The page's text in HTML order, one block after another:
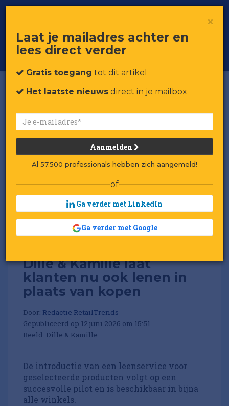
Voor professionals in retail & brands
Toggle
Dille & Kamille laat
klanten nu ook lenen in
plaats van kopen
Door: Redactie RetailTrends
Gepubliceerd op 12 juni 2026 om 15:51
Beeld: Dille & Kamille
De introductie van een leenservice voor
geselecteerde producten volgt op een
succesvolle pilot en is beschikbaar in bijna
alle winkels.
×
Laat je mailadres achter en
lees direct verder
Gratis toegang tot dit artikel
Het laatste nieuws direct in je mailbox
Aanmelden
Al 57.500 professionals hebben zich aangemeld!
of
Ga verder met LinkedIn
Ga verder met Google